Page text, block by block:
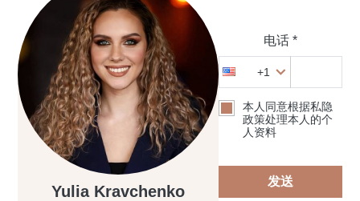
Yulia Kravchenko
电话 *
+1
本人同意根据私隐
政策处理本人的个
人资料
发送